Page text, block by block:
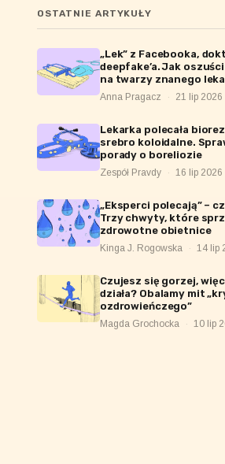
OSTATNIE ARTYKUŁY
„Lek” z Facebooka,
deepfake’a. Jak
na twarzy znanego
Anna Pragacz · 21 lip 2026
Lekarka polecała
srebro koloidalne.
porady o boreliozie
Zespół Pravdy · 16 lip 2026
„Eksperci polecają” – czyli kto?
Trzy chwyty, które
zdrowotne obietnice
Kinga J. Rogowska · 14 lip
Czujesz się gorzej,
działa? Obalamy mit
ozdrowieńczego”
Magda Grochocka · 10 lip